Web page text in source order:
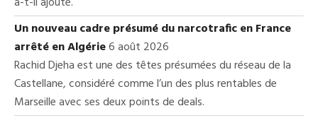
Un nouveau cadre présumé du narcotrafic en France
arrêté en Algérie6 août 2026
Rachid Djeha est une des têtes présumées du réseau de la
Castellane, considéré comme l’un des plus rentables de
Marseille avec ses deux points de deals.